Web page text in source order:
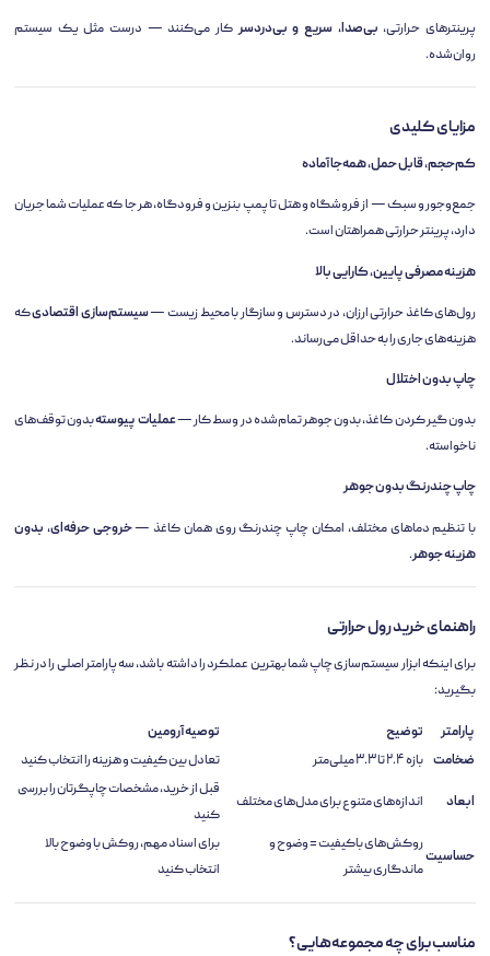
پرینترهای حرارتی، بی‌صدا، سریع و بی‌دردسرکار می‌کنند — درست مثل یک سیستم
روان‌شده.
مزایای کلیدی
کم‌حجم، قابل حمل، همه‌جا آماده
جمع‌وجور و سبک — از فروشگاه و هتل تا پمپ بنزین و فرودگاه، هر جا که عملیات شما جریان
دارد، پرینتر حرارتی همراهتان است.
هزینه مصرفی پایین، کارایی بالا
رول‌های کاغذ حرارتی ارزان، در دسترس و سازگار با محیط زیست —سیستم‌سازی اقتصادیکه
هزینه‌های جاری را به حداقل می‌رساند.
چاپ بدون اختلال
بدون گیر کردن کاغذ، بدون جوهر تمام‌شده در وسط کار —عملیات پیوستهبدون توقف‌های
ناخواسته.
چاپ چندرنگ بدون جوهر
با تنظیم دماهای مختلف، امکان چاپ چندرنگ روی همان کاغذ —خروجی حرفه‌ای، بدون
هزینه جوهر.
راهنمای خرید رول حرارتی
برای اینکه ابزار سیستم‌سازی چاپ شما بهترین عملکرد را داشته باشد، سه پارامتر اصلی را در نظر
بگیرید:
پارامتر توضیح
توصیه آرومین
ضخامت بازه ۲.۴ تا ۳.۳ میلی‌متر تعادل بین کیفیت و هزینه را انتخاب کنید
ابعاد اندازه‌های متنوع برای مدل‌های مختلف
قبل از خرید، مشخصات چاپگرتان را بررسی
کنید
حساسیت
روکش‌های باکیفیت = وضوح و
ماندگاری بیشتر
برای اسناد مهم، روکش با وضوح بالا
انتخاب کنید
مناسب برای چه مجموعه‌هایی؟